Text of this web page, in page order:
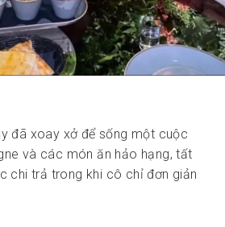
đã xoay xở để sống một cuộc
và các món ăn hảo hạng, tất
chi trả trong khi cô chỉ đơn giản